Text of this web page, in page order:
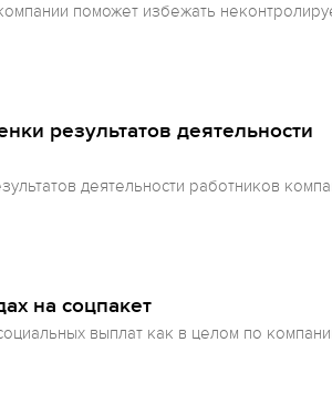
поможет избежать
результатов деятельности
деятельности работников
на соцпакет
выплат как в целом по